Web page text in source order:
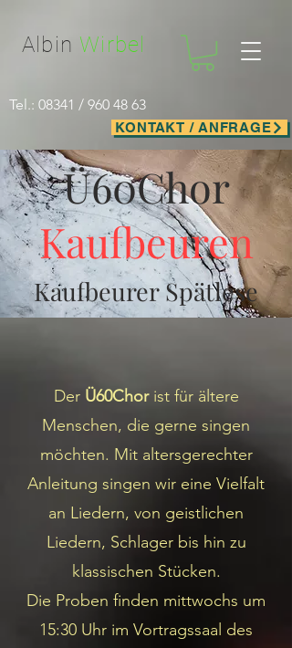
Albin Wirbel
KONTAKT / ANFRAGE
Tel.: 08341 / 960 48 63
Ü60Chor
Kaufbeuren
Kaufbeurer Spätlese
Der Ü60Chorist für ältere
Menschen, die gerne singen
möchten. Mit altersgerechter
Anleitung singen wir eine Vielfalt
an Liedern, von geistlichen
Liedern, Schlager bis hin zu
klassischen Stücken.
Die Proben finden mittwochs um
15:30 Uhr im Vortragssaal des